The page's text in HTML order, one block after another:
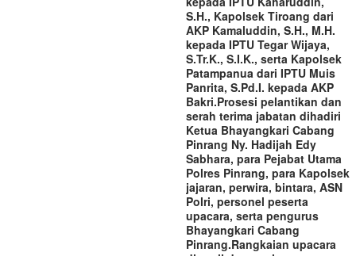
S.H., Kapolsek Tiroang dari
AKP Kamaluddin, S.H., M.H.
kepada IPTU Tegar Wijaya,
S.Tr.K., S.I.K., serta Kapolsek
Patampanua dari IPTU Muis
Panrita, S.Pd.I. kepada AKP
Bakri.‎‎Prosesi pelantikan dan
serah terima jabatan dihadiri
Ketua Bhayangkari Cabang
Pinrang Ny. Hadijah Edy
Sabhara, para Pejabat Utama
Polres Pinrang, para Kapolsek
jajaran, perwira, bintara, ASN
Polri, personel peserta
upacara, serta pengurus
Bhayangkari Cabang
Pinrang.‎‎Rangkaian upacara